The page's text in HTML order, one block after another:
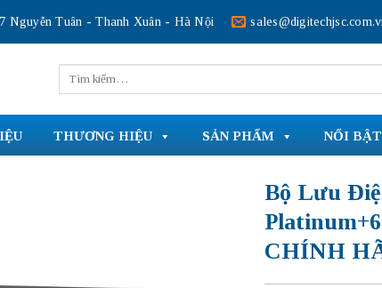
Nguyễn Tuân - Thanh Xuân - Hà Nội
kiếm:
THƯƠNG HIỆU SẢN PHẨM NỔI BẬT
Bộ Lưu
CHÍNH